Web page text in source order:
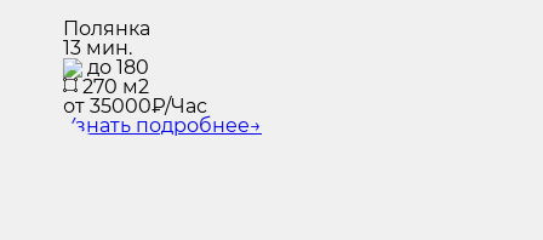
Полянка
13 мин.
до 180
270 м2
от 35000₽/Час
Узнать подробнее→